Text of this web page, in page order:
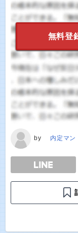
無料登
by 内定マン
TWEET